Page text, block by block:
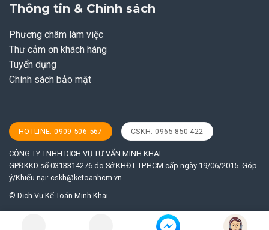
Thông tin & Chính sách
Phương châm làm việc
Thư cảm ơn khách hàng
Tuyển dụng
Chính sách bảo mật
HOTLINE: 0909 506 567 CSKH: 0965 850 422
CÔNG TY TNHH DỊCH VỤ TƯ VẤN MINH KHAI
GPĐKKD số 0313314276 do Sở KHĐT TP.HCM cấp ngày 19/06/2015. Góp
ý/Khiếu nại: cskh@ketoanhcm.vn
© Dịch Vụ Kế Toán Minh Khai